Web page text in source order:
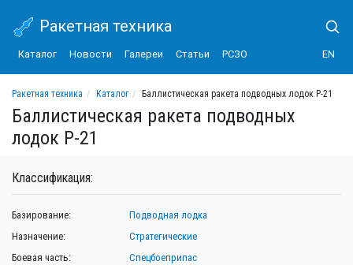
Ракетная техника
Каталог Новости Галереи Статьи РСЗО EN
Ракетная техника Каталог Баллистическая ракета подводных лодок Р-21
Баллистическая ракета подводных
лодок Р-21
Классификация:
Базирование:
Подводная лодка
Назначение:
Стратегические
Боевая часть:
Спецбоеприпас